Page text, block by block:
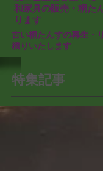
和家具の販売・桐た
ります
古い桐たんすの再生・
積りいたします
特集記事